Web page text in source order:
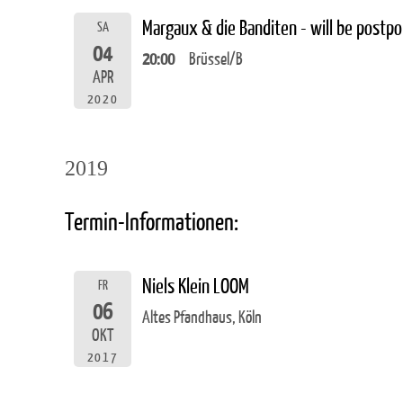
SA
04
APR
2020
Margaux & die Banditen - will be
20:00 Brüssel/B
2019
Termin-Informationen:
FR
06
OKT
2017
Niels Klein LOOM
Altes Pfandhaus, Köln